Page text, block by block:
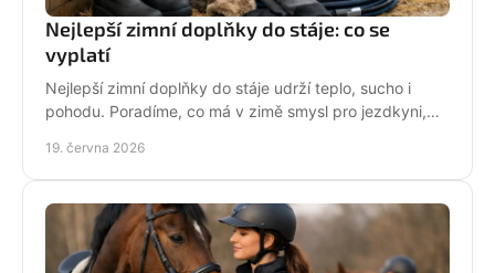
Nejlepší zimní doplňky do stáje: co se
vyplatí
Nejlepší zimní doplňky do stáje udrží teplo, sucho i
pohodu. Poradíme, co má v zimě smysl pro jezdkyni,
19. června 2026